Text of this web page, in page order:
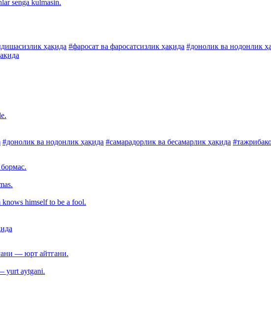
senga kulmasin.
ҳақида #фаросат ва фаросатсизлик ҳақида #донолик ва нодонлик
#донолик ва нодонлик ҳақида #самарадорлик ва бесамарлик ҳақида
himself to be a fool.
— юрт айтгани.
yurt aytgani.